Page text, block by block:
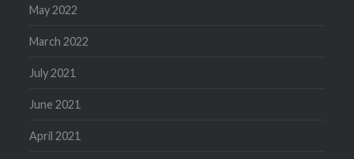
May 2022
March 2022
July 2021
June 2021
April 2021